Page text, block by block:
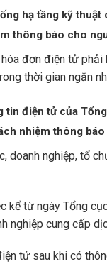
hạ tầng kỹ
thông báo cho
đơn điện tử
thời gian ngắn
tin điện tử của
nhiệm thông
doanh nghiệp, tổ
kể từ ngày Tổng
nghiệp cung cấp
tử sau khi có